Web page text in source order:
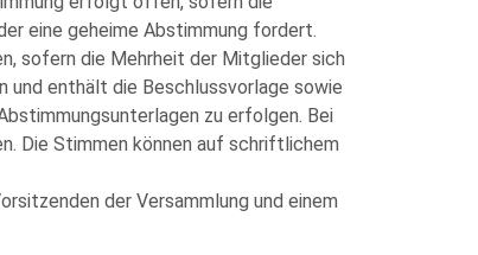
eine geheime Abstimmung fordert.
sofern die Mehrheit der Mitglieder sich
und enthält die Beschlussvorlage sowie
zu erfolgen. Bei
Die Stimmen können auf schriftlichem
der Versammlung und einem